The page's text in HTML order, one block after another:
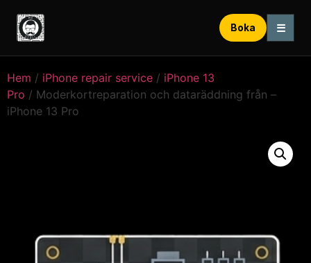
Boka ☰
Hem / iPhone repair service / iPhone 13
Pro / Moderkortreparation och dataräddning från –
iPhone 13 Pro